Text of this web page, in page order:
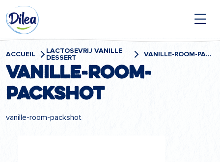
Passer
au
contenu
Dilea
Zero
Lactose
ACCUEIL
LACTOSEVRIJ VANILLE
DESSERT
VANILLE-ROOM-PACKSHOT
vanille-room-
packshot
vanille-room-packshot